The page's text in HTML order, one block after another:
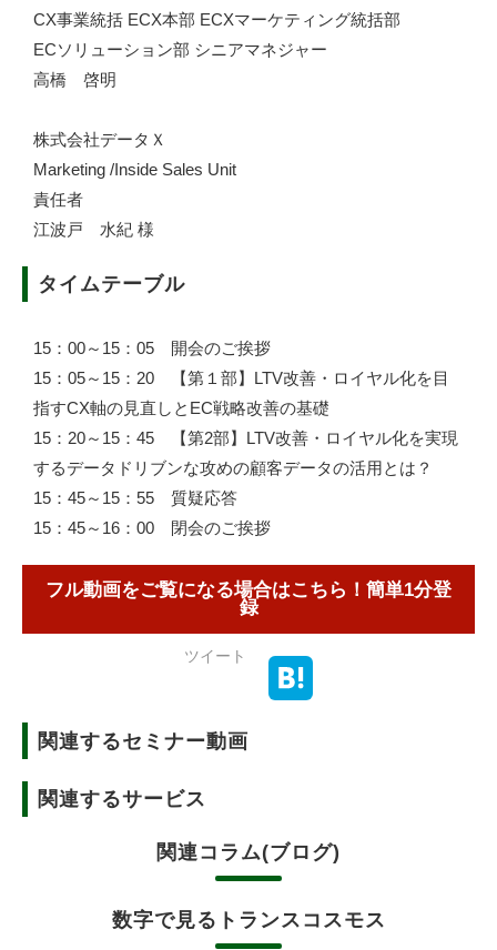
CX事業統括 ECX本部 ECXマーケティング統括部
ECソリューション部 シニアマネジャー
高橋 啓明
株式会社データＸ
Marketing /Inside Sales Unit
責任者
江波戸 水紀 様
タイムテーブル
15：00～15：05 開会のご挨拶
15：05～15：20 【第１部】LTV改善・ロイヤル化を目
指すCX軸の見直しとEC戦略改善の基礎
15：20～15：45 【第2部】LTV改善・ロイヤル化を実現
するデータドリブンな攻めの顧客データの活用とは？
15：45～15：55 質疑応答
15：45～16：00 閉会のご挨拶
フル動画をご覧になる場合はこちら！簡単1分登
録
ツイート
関連するセミナー動画
関連するサービス
関連コラム(ブログ)
数字で見るトランスコスモス